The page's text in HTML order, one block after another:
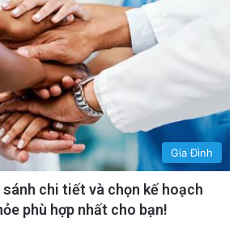
Gia Đình
sánh chi tiết và chọn kế hoạch
phù hợp nhất cho bạn!